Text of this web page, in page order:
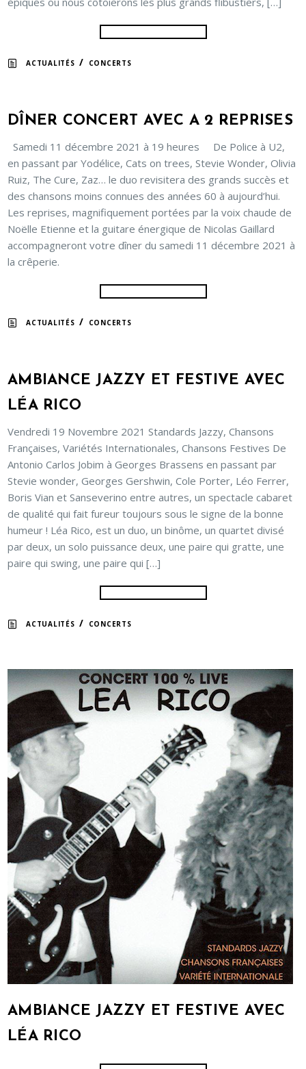
ACTUALITÉS / CONCERTS
DÎNER CONCERT AVEC A 2 REPRISES
Samedi 11 décembre 2021 à 19 heures De Police à U2,
en passant par Yodélice, Cats on trees, Stevie Wonder, Olivia
Ruiz, The Cure, Zaz… le duo revisitera des grands succès et
des chansons moins connues des années 60 à aujourd’hui.
Les reprises, magnifiquement portées par la voix chaude de
Noëlle Etienne et la guitare énergique de Nicolas Gaillard
accompagneront votre dîner du samedi 11 décembre 2021 à
la crêperie.
ACTUALITÉS / CONCERTS
AMBIANCE JAZZY ET FESTIVE AVEC
LÉA RICO
Vendredi 19 Novembre 2021 Standards Jazzy, Chansons
Françaises, Variétés Internationales, Chansons Festives De
Antonio Carlos Jobim à Georges Brassens en passant par
Stevie wonder, Georges Gershwin, Cole Porter, Léo Ferrer,
Boris Vian et Sanseverino entre autres, un spectacle cabaret
de qualité qui fait fureur toujours sous le signe de la bonne
humeur ! Léa Rico, est un duo, un binôme, un quartet divisé
par deux, un solo puissance deux, une paire qui gratte, une
paire qui swing, une paire qui […]
ACTUALITÉS / CONCERTS
AMBIANCE JAZZY ET FESTIVE AVEC
LÉA RICO